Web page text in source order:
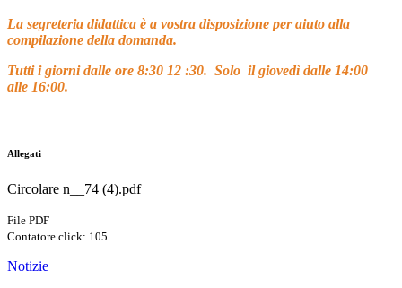
La segreteria didattica è a vostra disposizione per aiuto alla
compilazione della domanda.
Tutti i giorni dalle ore 8:30 12 :30. Solo il giovedì dalle 14:00
alle 16:00.
Allegati
Circolare n__74 (4).pdf
File PDF
Contatore click: 105
Notizie